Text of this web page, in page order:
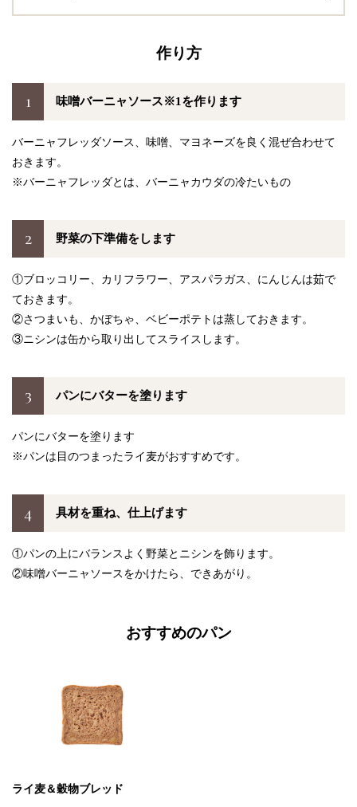
作り方
1 味噌バーニャソース※1を作ります
バーニャフレッダソース、味噌、マヨネーズを良く混ぜ合わせて
おきます。
※バーニャフレッダとは、バーニャカウダの冷たいもの
2 野菜の下準備をします
①ブロッコリー、カリフラワー、アスパラガス、にんじんは茹で
ておきます。
②さつまいも、かぼちゃ、ベビーポテトは蒸しておきます。
③ニシンは缶から取り出してスライスします。
3 パンにバターを塗ります
パンにバターを塗ります
※パンは目のつまったライ麦がおすすめです。
4 具材を重ね、仕上げます
①パンの上にバランスよく野菜とニシンを飾ります。
②味噌バーニャソースをかけたら、できあがり。
おすすめのパン
ライ麦＆穀物ブレッド